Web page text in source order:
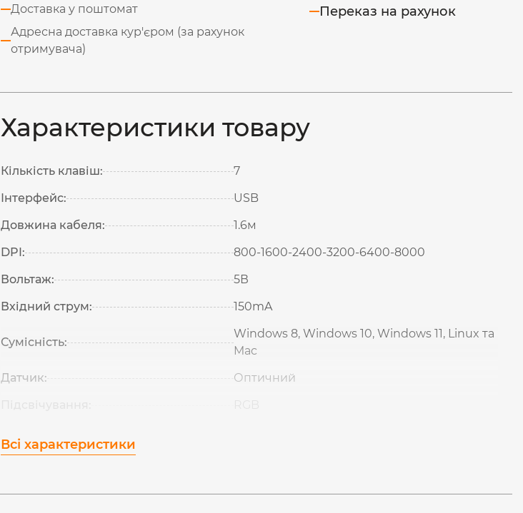
Доставка у поштомат
Адресна доставка кур'єром (за рахунок
отримувача)
Переказ на рахунок
Характеристики товару
Кількість клавіш:
7
Інтерфейс:
USB
Довжина кабеля:
1.6м
DPI:
800-1600-2400-3200-6400-8000
Вольтаж:
5В
Вхідний струм:
150mA
Сумісність:
Windows 8, Windows 10, Windows 11, Linux та
Mac
Датчик:
Оптичний
Всі характеристики